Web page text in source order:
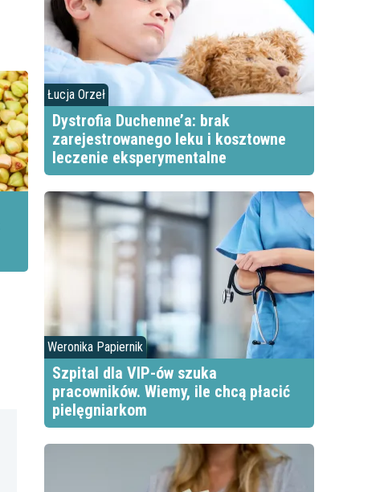
Łucja Orzeł
Dystrofia Duchenne’a: brak
zarejestrowanego leku i kosztowne
leczenie eksperymentalne
Weronika Papiernik
Szpital dla VIP-ów szuka
pracowników. Wiemy, ile chcą płacić
pielęgniarkom